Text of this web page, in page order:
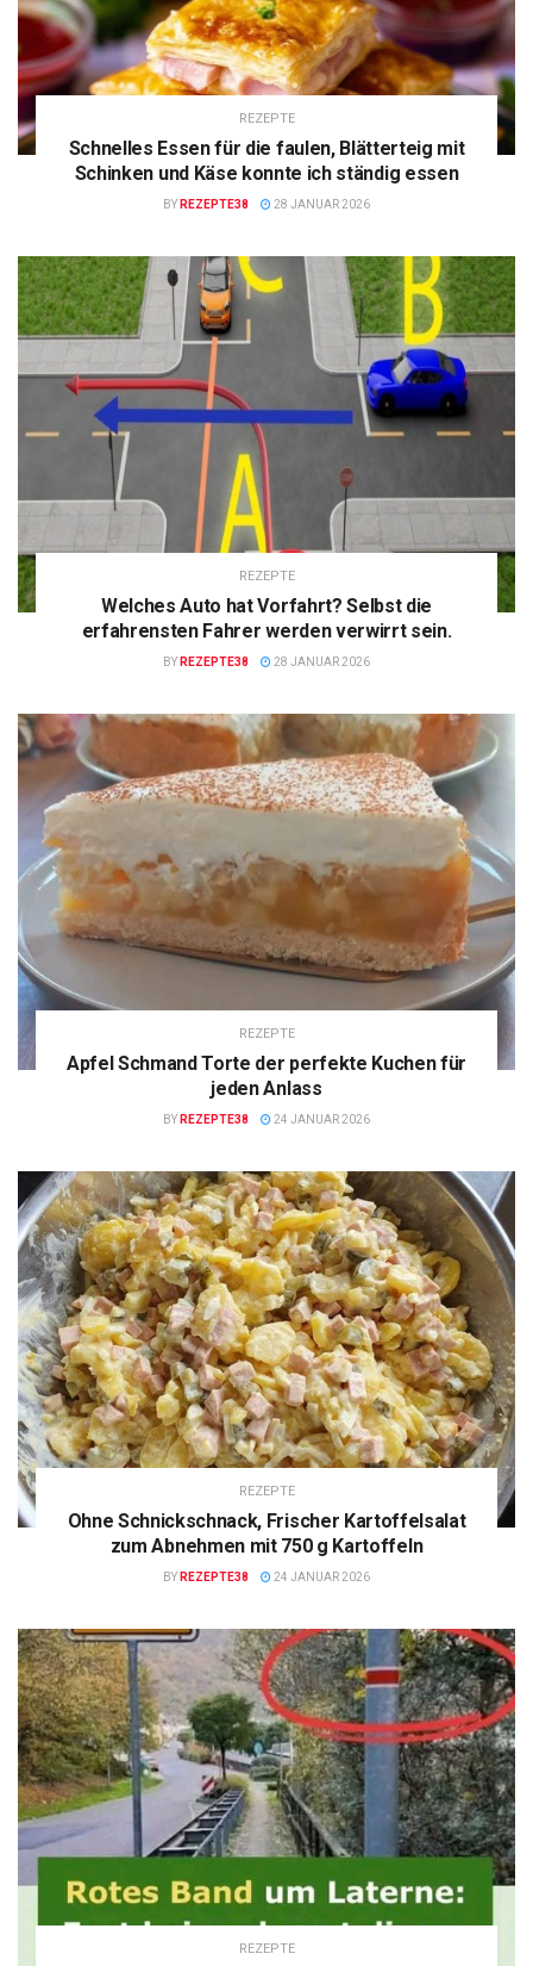
REZEPTE
Schnelles Essen für die faulen, Blätterteig mit
Schinken und Käse konnte ich ständig essen
BY REZEPTE38 28 JANUAR 2026
REZEPTE
Welches Auto hat Vorfahrt? Selbst die
erfahrensten Fahrer werden verwirrt sein.
BY REZEPTE38 28 JANUAR 2026
REZEPTE
Apfel Schmand Torte der perfekte Kuchen für
jeden Anlass
BY REZEPTE38 24 JANUAR 2026
REZEPTE
Ohne Schnickschnack, Frischer Kartoffelsalat
zum Abnehmen mit 750 g Kartoffeln
BY REZEPTE38 24 JANUAR 2026
REZEPTE